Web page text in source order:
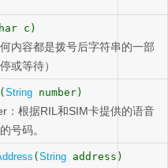
c)
内容都是拨号后字符串的一部
或等待）
( String number)
：根据RIL和SIM卡提供的语音
号码。
( String address)